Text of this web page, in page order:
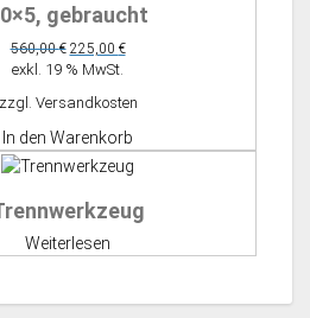
gebraucht
560,00€ Ursprünglicher
Preis
560,00 €
225,00 €Aktueller
225,00 €.
exkl. 19 % MwSt.
zzgl. Versandkosten
In den Warenkorb
Weiterlesen